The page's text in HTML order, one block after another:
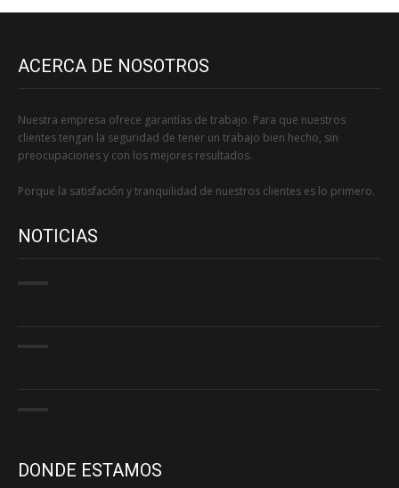
ACERCA DE NOSOTROS
Nuestra empresa ofrece garantías de trabajo. Para que nuestros
clientes tengan la seguridad de tener un trabajo bien hecho, sin
preocupaciones y con los mejores resultados.
Porque la satisfación y tranquilidad de nuestros clientes es lo primero.
NOTICIAS
DONDE ESTAMOS